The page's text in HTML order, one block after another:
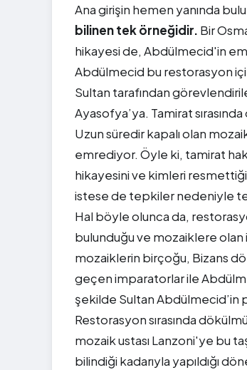
Ana girişin hemen yanında
bilinen tek örneğidir. Bir
hikayesi de, Abdülmecid'in
Abdülmecid bu restorasyon
Sultan tarafından
Ayasofya’ya. Tamirat
Uzun süredir kapalı olan
emrediyor. Öyle ki, tamirat
hikayesini ve kimleri
istese de tepkiler nedeniyle
Hal böyle olunca da,
bulunduğu ve mozaiklere olan
mozaiklerin birçoğu, Bizans
geçen imparatorlar ile
şekilde Sultan Abdülmecid’in
Restorasyon sırasında
mozaik ustası Lanzoni'ye bu
bilindiği kadarıyla yapıldığı